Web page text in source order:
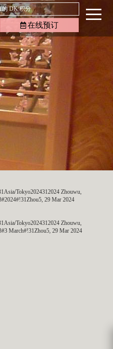
的 DK 积分
在线预订
Tokyo2024312024 Zhouwu,
29 Mar 2024
Tokyo2024312024 Zhouwu,
March#!31Zhou5, 29 Mar 2024